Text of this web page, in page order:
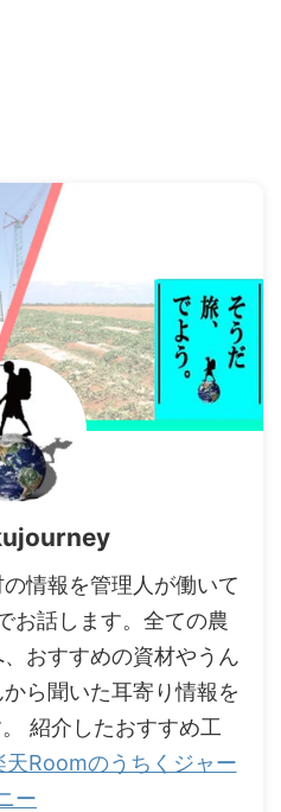
情報を管理人が働いて
お話します。全ての農
おすすめの資材やうん
ら聞いた耳寄り情報を
紹介したおすすめ工
天Roomのうちくジャー
ー